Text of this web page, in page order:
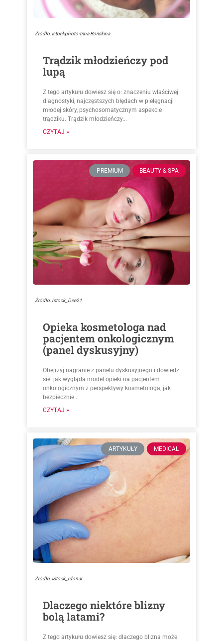
Źródło: istockphoto-Irina Boriskina
Trądzik młodzieńczy pod
lupą
Z tego artykułu dowiesz się o: znaczeniu właściwej
diagnostyki, najczęstszych błędach w pielęgnacji
młodej skóry, psychosomatycznym aspekcie
trądziku. Trądzik młodzieńczy...
CZYTAJ »
PREMIUM BEAUTY & SPA
Źródło: Istock_Dee21
Opieka kosmetologa nad
pacjentem onkologicznym
(panel dyskusyjny)
Obejrzyj nagranie z panelu dyskusyjnego i dowiedz
się: jak wygląda model opieki na pacjentem
onkologicznym z perspektywy kosmetologa, jak
bezpiecznie...
CZYTAJ »
ARTYKUŁY MEDICAL
Źródło: iStock_rdonar
Dlaczego niektóre blizny
bolą latami?
Z tego artykułu dowiesz się: dlaczego blizna może